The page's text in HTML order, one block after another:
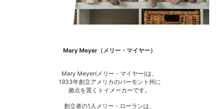
Mary Meyer（メリー・マイヤー）
Mary Meyer(メリー・マイヤー)は、
1933年創立アメリカのバーモント州に
拠点を置くトイメーカーです。
創立者の1人メリー・ローランは、